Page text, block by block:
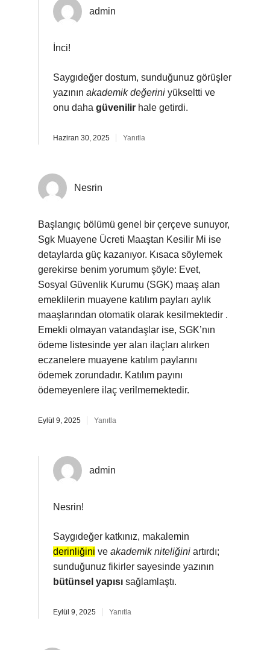
admin
İnci!
Saygıdeğer dostum, sunduğunuz görüşler
yazının akademik değerini yükseltti ve
onu daha güvenilir hale getirdi.
Haziran 30, 2025 Yanıtla
Nesrin
Başlangıç bölümü genel bir çerçeve sunuyor,
Sgk Muayene Ücreti Maaştan Kesilir Mi ise
detaylarda güç kazanıyor. Kısaca söylemek
gerekirse benim yorumum şöyle: Evet,
Sosyal Güvenlik Kurumu (SGK) maaş alan
emeklilerin muayene katılım payları aylık
maaşlarından otomatik olarak kesilmektedir .
Emekli olmayan vatandaşlar ise, SGK’nın
ödeme listesinde yer alan ilaçları alırken
eczanelere muayene katılım paylarını
ödemek zorundadır. Katılım payını
ödemeyenlere ilaç verilmemektedir.
Eylül 9, 2025 Yanıtla
admin
Nesrin!
Saygıdeğer katkınız, makalemin
derinliğini ve akademik niteliğini artırdı;
sunduğunuz fikirler sayesinde yazının
bütünsel yapısı sağlamlaştı.
Eylül 9, 2025 Yanıtla